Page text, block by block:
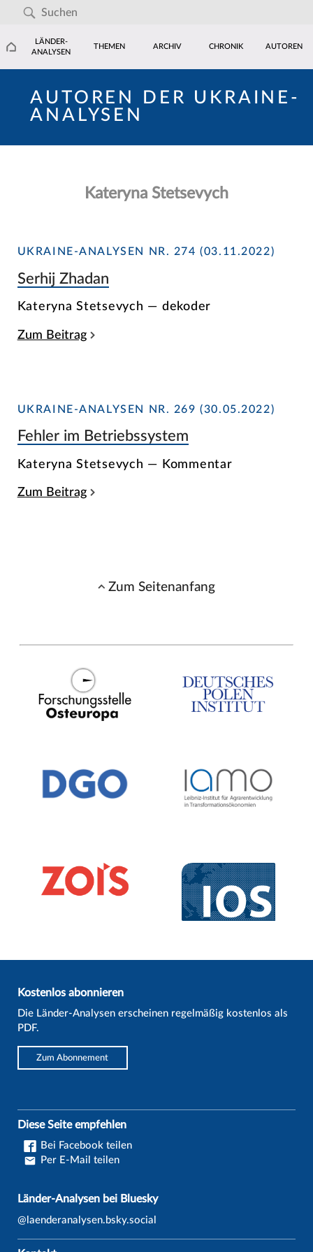
LÄNDER-
ANALYSEN
THEMEN ARCHIV CHRONIK AUTOREN
AUTOREN DER UKRAINE-
ANALYSEN
Kateryna Stetsevych
UKRAINE-ANALYSEN NR. 274 (03.11.2022)
Serhij Zhadan
Kateryna Stetsevych — dekoder
Zum Beitrag
UKRAINE-ANALYSEN NR. 269 (30.05.2022)
Fehler im Betriebssystem
Kateryna Stetsevych — Kommentar
Zum Beitrag
Zum Seitenanfang
Kostenlos abonnieren
Die Länder-Analysen erscheinen regelmäßig kostenlos als
PDF.
Zum Abonnement
Diese Seite empfehlen
Bei Facebook teilen
Per E-Mail teilen
Länder-Analysen bei Bluesky
@laenderanalysen.bsky.social